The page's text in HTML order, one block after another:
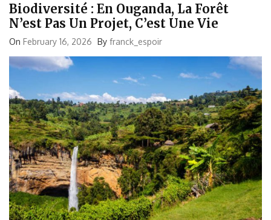
Biodiversité : En Ouganda, La Forêt
N’est Pas Un Projet, C’est Une Vie
On February 16, 2026 By franck_espoir